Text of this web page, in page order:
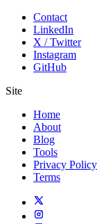
Contact
LinkedIn
X / Twitter
Instagram
GitHub
Site
Home
About
Blog
Tools
Privacy Policy
Terms